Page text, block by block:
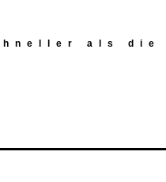
als die